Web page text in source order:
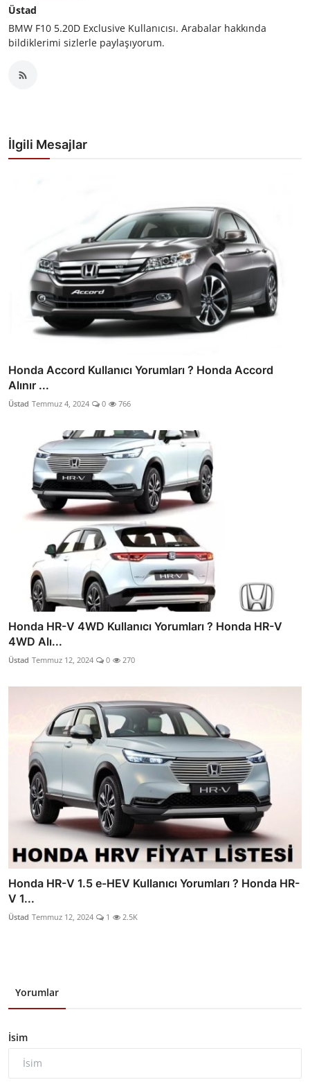
Üstad
BMW F10 5.20D Exclusive Kullanıcısı. Arabalar hakkında
bildiklerimi sizlerle paylaşıyorum.
İlgili Mesajlar
Honda Accord Kullanıcı Yorumları ? Honda Accord
Alınır ...
Üstad Temmuz 4, 2024 0 766
Honda HR-V 4WD Kullanıcı Yorumları ? Honda HR-V
4WD Alı...
Üstad Temmuz 12, 2024 0 270
Honda HR-V 1.5 e-HEV Kullanıcı Yorumları ? Honda HR-
V 1...
Üstad Temmuz 12, 2024 1 2.5K
Yorumlar
İsim